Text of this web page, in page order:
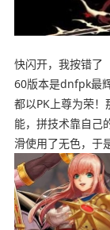
快闪开，我按错了
60版本是dnfpk最
都以PK上尊为荣
能，拼技术靠自己
滑使用了无色，于